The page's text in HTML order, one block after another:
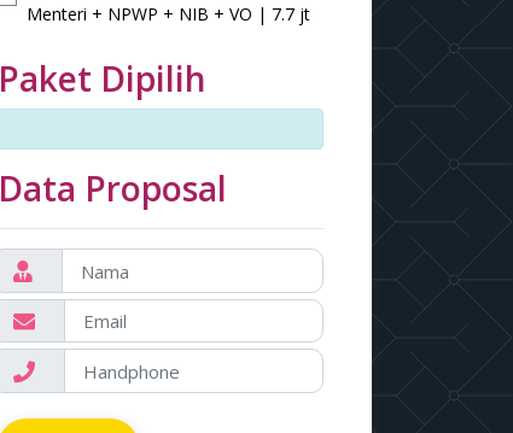
Menteri + NPWP + NIB + VO | 7.7 jt
Paket Dipilih
Data Proposal